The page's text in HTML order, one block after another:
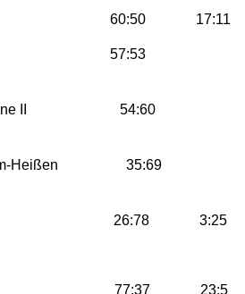
60:50 17:11
57:53
Herne II 54:60
Heißen 35:69
26:78 3:25
II 77:37 23:5